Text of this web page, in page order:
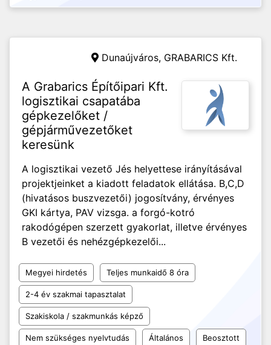
Dunaújváros, GRABARICS Kft.
A Grabarics Építőipari Kft.
logisztikai csapatába
gépkezelőket /
gépjárművezetőket
keresünk
A logisztikai vezető Jés helyettese irányításával
projektjeinket a kiadott feladatok ellátása. B,C,D
(hivatásos buszvezetői) jogosítvány, érvényes
GKI kártya, PAV vizsga. a forgó-kotró
rakodógépen szerzett gyakorlat, illetve érvényes
B vezetői és nehézgépkezelői...
Megyei hirdetés Teljes munkaidő 8 óra
2-4 év szakmai tapasztalat
Szakiskola / szakmunkás képző
Nem szükséges nyelvtudás Általános Beosztott